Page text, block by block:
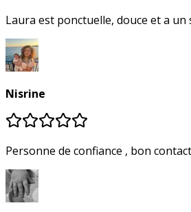
Laura est ponctuelle, douce et a
Nisrine
Personne de